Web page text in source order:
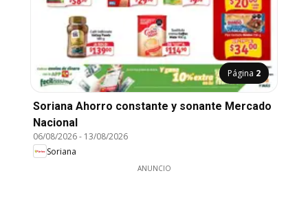
Página 2
Soriana Ahorro constante y sonante Mercado
Nacional
06/08/2026- 13/08/2026
Soriana
ANUNCIO